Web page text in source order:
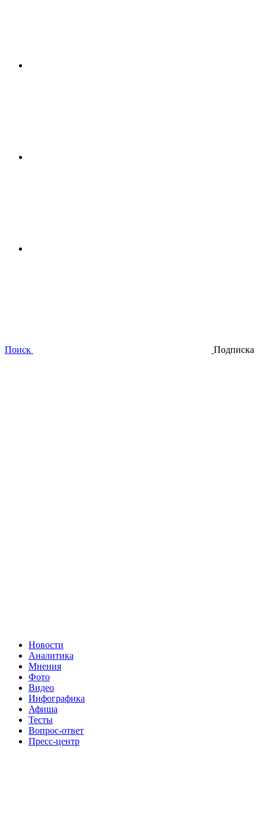
Поиск Подписка
Новости
Аналитика
Мнения
Фото
Видео
Инфографика
Афиша
Тесты
Вопрос-ответ
Пресс-центр